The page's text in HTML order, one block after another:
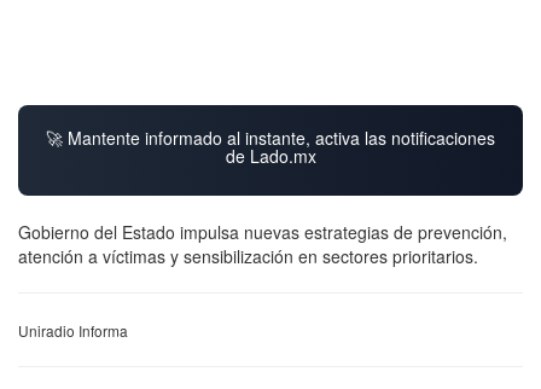
🚀 Mantente informado al instante, activa las notificaciones
de Lado.mx
Gobierno del Estado impulsa nuevas estrategias de prevención,
atención a víctimas y sensibilización en sectores prioritarios.
Uniradio Informa